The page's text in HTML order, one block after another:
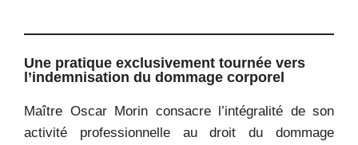
Une pratique exclusivement tournée vers
l’indemnisation du dommage corporel
Maître Oscar Morin consacre l’intégralité de son
activité professionnelle au droit du dommage